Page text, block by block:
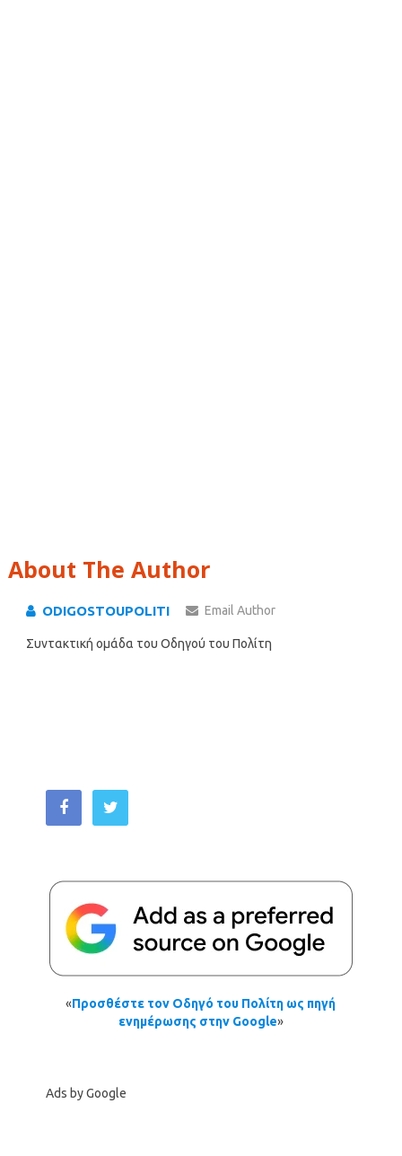
About The Author
ODIGOSTOUPOLITI Email Author
Συντακτική ομάδα του Οδηγού του Πολίτη
«Προσθέστε τον Οδηγό του Πολίτη ως πηγή
ενημέρωσης στην Google»
Ads by Google